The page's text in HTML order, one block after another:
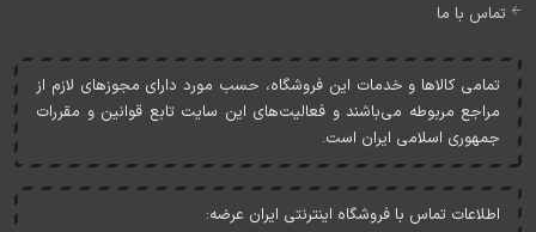
تماس با ما
تمامی کالاها و خدمات اين فروشگاه، حسب مورد دارای مجوزهای لازم از
مراجع مربوطه می‌باشند و فعاليت‌های اين سايت تابع قوانين و مقررات
جمهوری اسلامی ايران است.
اطلاعات تماس با فروشگاه اینترنتی ایران عرضه: